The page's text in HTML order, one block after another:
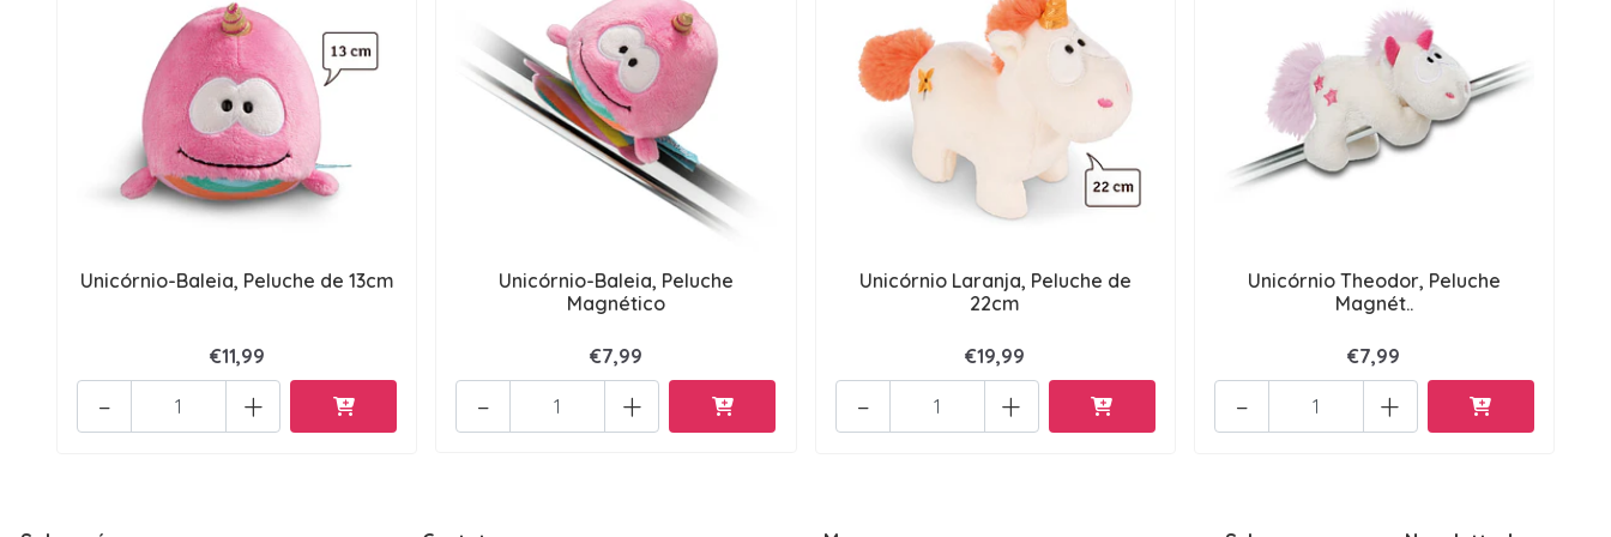
Unicórnio-Baleia, Peluche de 13cm
€11,99
+
-
Unicórnio-Baleia, Peluche
Magnético
€7,99
+
-
Unicórnio Laranja, Peluche de
22cm
€19,99
+
-
Unicórnio Theodor, Peluche
Magnét..
€7,99
+
-